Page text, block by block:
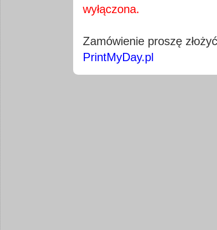
wyłączona.
Zamówienie proszę
PrintMyDay.pl